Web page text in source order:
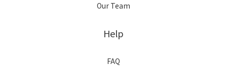
Our Team
Help
FAQ